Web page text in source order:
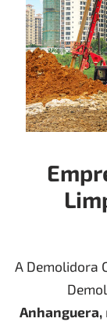
A Demolidora
Anhanguera,